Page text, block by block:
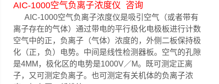
AIC-1000空气负离子浓度仪 咨询
AIC-1000空气负离子浓度仪是吸引空气（或者带有
离子存在的气体）通过带电的平行极化电极板进行计数
空气中的正，负离子（气体）浓度的，外侧二板保持极
化（正，负）电势。中间是线性检测器板。空气的孔隙
是4MM，极化区的电势是1000V／M。既可测定正离
子，又可测定负离子。也可测定有关机体的负离子浓